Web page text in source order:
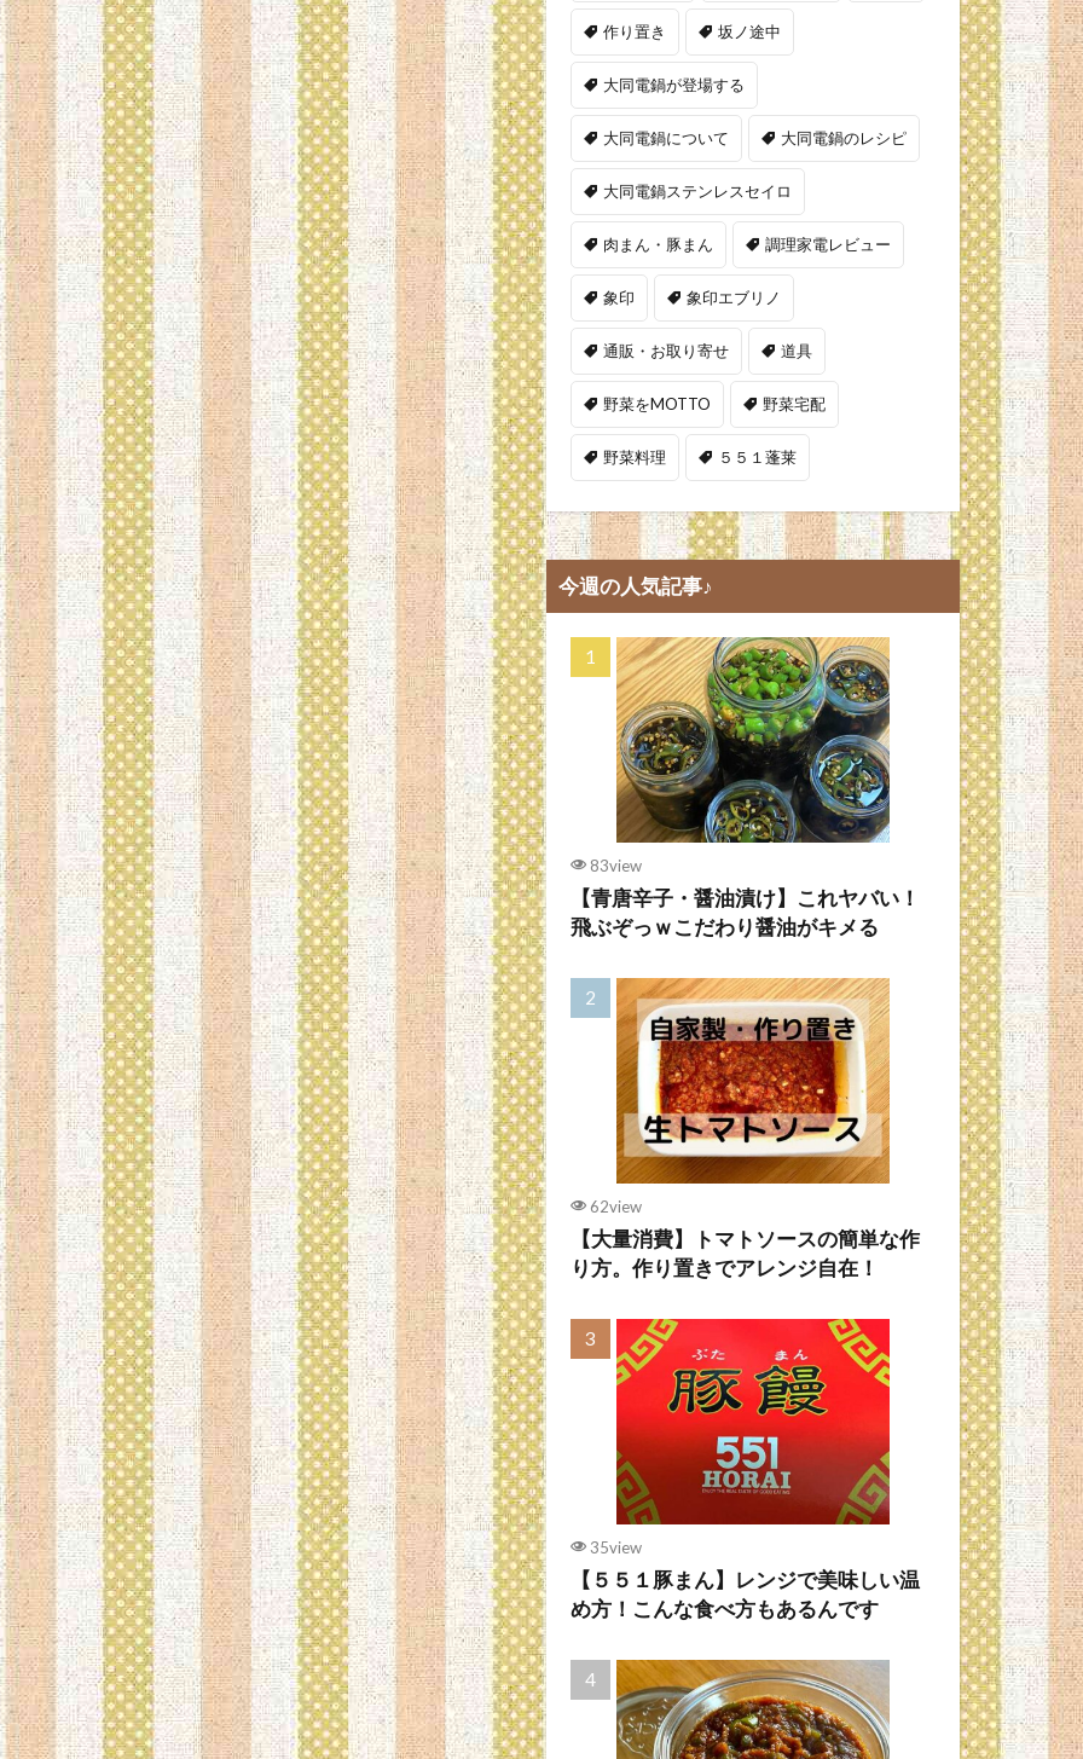
作り置き 坂ノ途中
大同電鍋が登場する
大同電鍋について 大同電鍋のレシピ
大同電鍋ステンレスセイロ
肉まん・豚まん 調理家電レビュー
象印 象印エブリノ
通販・お取り寄せ 道具
野菜をMOTTO 野菜宅配
野菜料理 ５５１蓬莱
今週の人気記事♪
83view
【青唐辛子・醤油漬け】これヤバい！
飛ぶぞっｗこだわり醤油がキメる
62view
【大量消費】トマトソースの簡単な作
り方。作り置きでアレンジ自在！
35view
【５５１豚まん】レンジで美味しい温
め方！こんな食べ方もあるんです